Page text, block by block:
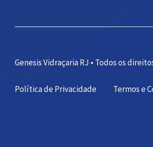
Genesis Vidraçaria RJ • Todos os
Política de Privacidade Termos e